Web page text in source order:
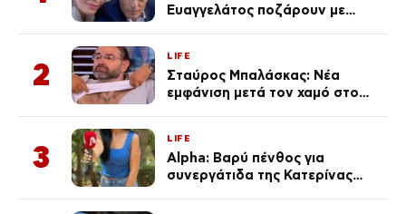
Ευαγγελάτος ποζάρουν με
2
LIFE
Σταύρος Μπαλάσκας: Νέα
εμφάνιση μετά τον χαμό στο
3
LIFE
Alpha: Βαρύ πένθος για
συνεργάτιδα της Κατερίνας